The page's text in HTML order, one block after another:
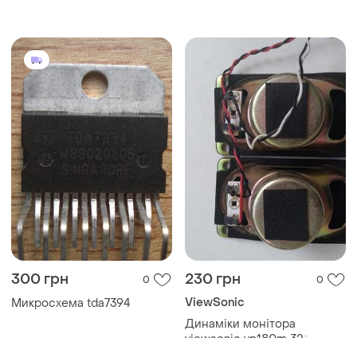
300 грн 0
Микросхема tda7394
230 грн 0
ViewSonic
Динаміки монітора